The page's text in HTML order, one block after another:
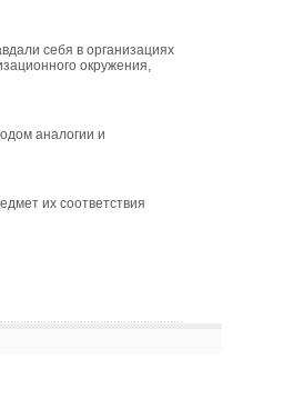
себя в организациях
окружения,
аналогии и
их соответствия